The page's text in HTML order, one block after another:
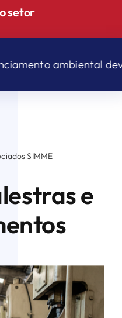
setor
a operar até
SIMME
e